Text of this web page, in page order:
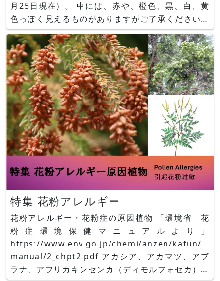
月25日現在）。 中には、赤や、橙色、黒、白、黄
色っぽく見えるものがありますがご了承ください。
写真の無いものは、有紀@かぎけんがイラストを描
いています。 ８月に咲く茶色い花一例 ガマ類
（蒲、学名：Typha ）、キロシスタ
（Chiloschista）
特集 花粉アレルギー
花粉アレルギー・花粉症の原因植物 「環境省 花
粉症環境保健マニュアルより」
https://www.env.go.jp/chemi/anzen/kafun/
manual/2_chpt2.pdf アカシア、アカマツ、アブ
ラナ、アフリカキンセンカ（ディモルフォセカ）、